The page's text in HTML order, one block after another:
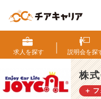
ョ
イ
カ
ル
の
事
求人を探す 説明会を探
株
＋